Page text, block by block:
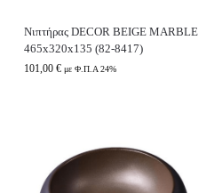
Νιπτήρας DECOR BEIGE MARBLE
465x320x135 (82-8417)
101,00 € με Φ.Π.Α 24%